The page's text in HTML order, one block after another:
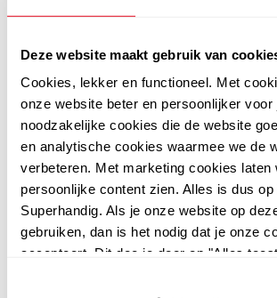
Deze website maakt gebruik van
Cookies, lekker en functioneel. Met
onze website beter en persoonlijker voor
noodzakelijke cookies die de website
en analytische cookies waarmee we de
verbeteren. Met marketing cookies laten
persoonlijke content zien. Alles is dus
Superhandig. Als je onze website op
gebruiken, dan is het nodig dat je onze
accepteert. Dit doe je door op "Alles